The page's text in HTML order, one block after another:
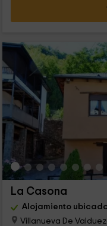
La Casona
Alojamiento
Villanueva De